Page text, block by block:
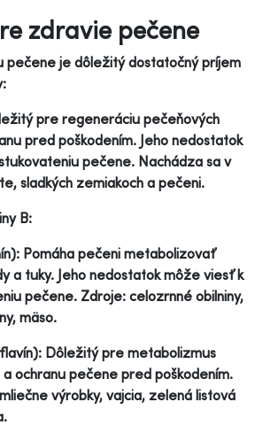
zdravie pečene
pečene je dôležitý dostatočný príjem
pre regeneráciu pečeňových
pred poškodením. Jeho nedostatok
pečene. Nachádza sa v
sladkých zemiakoch a pečeni.
B:
Pomáha pečeni metabolizovať
a tuky. Jeho nedostatok môže viesť k
pečene. Zdroje: celozrnné obilniny,
mäso.
Dôležitý pre metabolizmus
ochranu pečene pred poškodením.
výrobky, vajcia, zelená listová